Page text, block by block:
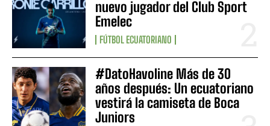
nuevo jugador del Club Sport
Emelec
FÚTBOL ECUATORIANO
#DatoHavoline Más de 30
años después: Un ecuatoriano
vestirá la camiseta de Boca
Juniors